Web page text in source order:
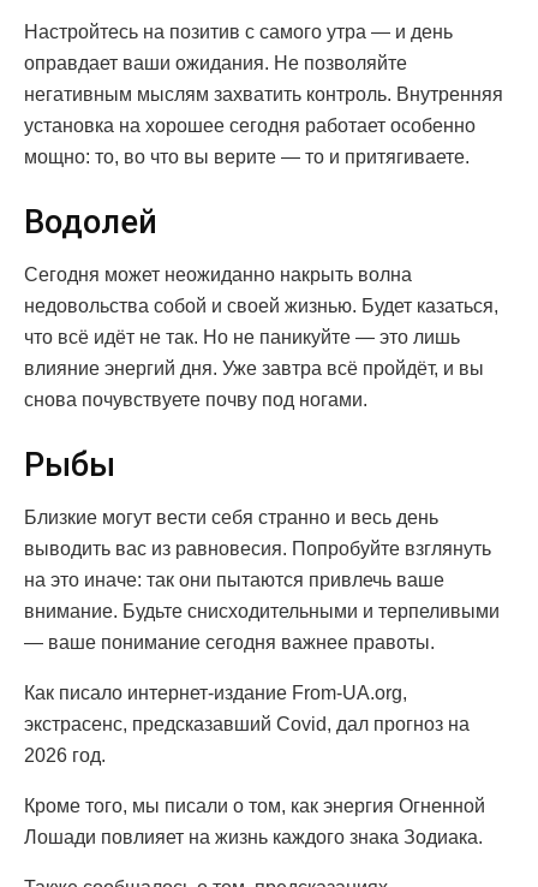
Настройтесь на позитив с самого утра — и день
оправдает ваши ожидания. Не позволяйте
негативным мыслям захватить контроль. Внутренняя
установка на хорошее сегодня работает особенно
мощно: то, во что вы верите — то и притягиваете.
Водолей
Сегодня может неожиданно накрыть волна
недовольства собой и своей жизнью. Будет казаться,
что всё идёт не так. Но не паникуйте — это лишь
влияние энергий дня. Уже завтра всё пройдёт, и вы
снова почувствуете почву под ногами.
Рыбы
Близкие могут вести себя странно и весь день
выводить вас из равновесия. Попробуйте взглянуть
на это иначе: так они пытаются привлечь ваше
внимание. Будьте снисходительными и терпеливыми
— ваше понимание сегодня важнее правоты.
Как писало интернет-издание From-UA.org,
экстрасенс, предсказавший Covid, дал прогноз на
2026 год.
Кроме того, мы писали о том, как энергия Огненной
Лошади повлияет на жизнь каждого знака Зодиака.